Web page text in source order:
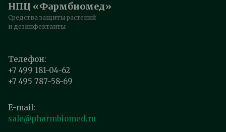
НПЦ «Фармбиомед»
Средства защиты растений
и дезинфектанты
Телефон:
+7 499 181-04-62
+7 495 787-58-69
E-mail:
sale@pharmbiomed.ru